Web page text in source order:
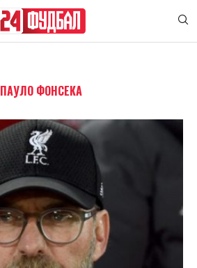
ПАУЛО ФОНСЕКА